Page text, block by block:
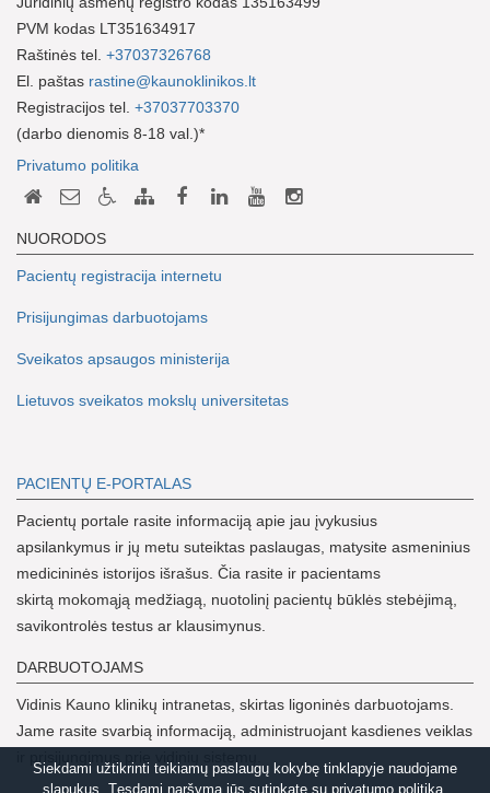
Siekdami užtikrinti teikiamų paslaugų kokybę tinklapyje naudojame
slapukus. Tęsdami naršymą jūs sutinkate su privatumo politika.
PVM kodas LT351634917
Raštinės tel. +37037326768
El. paštas rastine@kaunoklinikos.lt
Registracijos tel. +37037703370
(darbo dienomis 8-18 val.)*
Privatumo politika
NUORODOS
Pacientų registracija internetu
Prisijungimas darbuotojams
Sveikatos apsaugos ministerija
Lietuvos sveikatos mokslų universitetas
PACIENTŲ E-PORTALAS
Pacientų portale rasite informaciją apie jau įvykusius
apsilankymus ir jų metu suteiktas paslaugas, matysite asmeninius
medicininės istorijos išrašus. Čia rasite ir pacientams
skirtą mokomąją medžiagą, nuotolinį pacientų būklės stebėjimą,
savikontrolės testus ar klausimynus.
DARBUOTOJAMS
Vidinis Kauno klinikų intranetas, skirtas ligoninės darbuotojams.
Jame rasite svarbią informaciją, administruojant kasdienes veiklas